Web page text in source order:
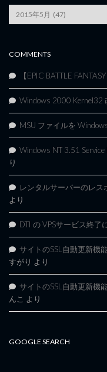
Archives
COMMENTS
【EPIC BATTLE
Windows 2000 Kernel32
MSU ファイルを
Windows NT 3.51
り
レンタルサーバーのレ
より
DTI の VPSサービス終
サイトのSSL自動更新機
すがり より
サイトのSSL自動更新機
んこ より
GOOGLE SEARCH